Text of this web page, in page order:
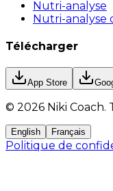
Nutri-analyse
Nutri-analyse
Télécharger
App Store
© 2026 Niki Coach.
English Français
Politique de